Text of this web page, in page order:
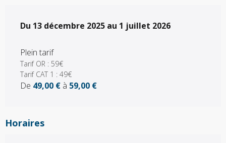
Du 13 décembre 2025 au 1 juillet 2026
Du 13 décembre 2025 au 1 juillet 2026
Plein tarif
Tarif OR : 59€
Tarif CAT 1 : 49€
De 49,00 € à 59,00 €
Horaires